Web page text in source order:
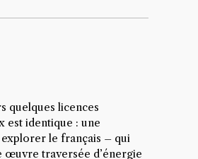
quelques licences
est identique : une
explorer le français – qui
œuvre traversée d’énergie